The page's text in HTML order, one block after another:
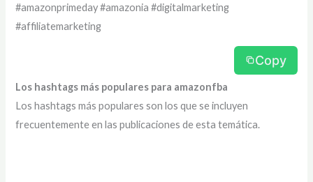
#amazonprimeday #amazonia #digitalmarketing
#affiliatemarketing
Copy
Los hashtags más populares para amazonfba
Los hashtags más populares son los que se incluyen
frecuentemente en las publicaciones de esta temática.